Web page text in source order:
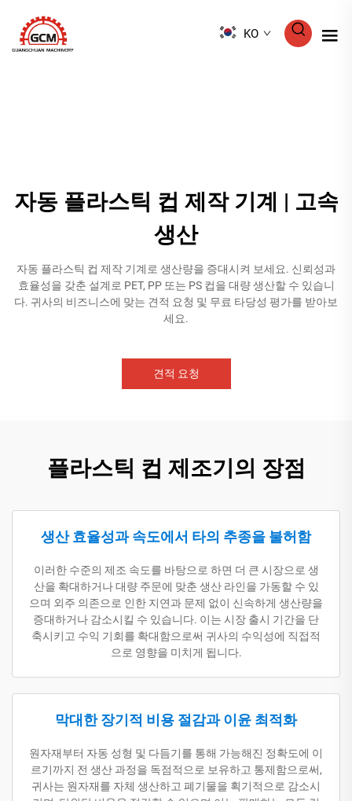
KO
자동 플라스틱 컵 제작 기계 | 고속
생산
자동 플라스틱 컵 제작 기계로 생산량을 증대시켜 보세요. 신뢰성과
효율성을 갖춘 설계로 PET, PP 또는 PS 컵을 대량 생산할 수 있습니
다. 귀사의 비즈니스에 맞는 견적 요청 및 무료 타당성 평가를 받아보
세요.
견적 요청
플라스틱 컵 제조기의 장점
생산 효율성과 속도에서 타의 추종을 불허함
이러한 수준의 제조 속도를 바탕으로 하면 더 큰 시장으로 생
산을 확대하거나 대량 주문에 맞춘 생산 라인을 가동할 수 있
으며 외주 의존으로 인한 지연과 문제 없이 신속하게 생산량을
증대하거나 감소시킬 수 있습니다. 이는 시장 출시 기간을 단
축시키고 수익 기회를 확대함으로써 귀사의 수익성에 직접적
으로 영향을 미치게 됩니다.
막대한 장기적 비용 절감과 이윤 최적화
원자재부터 자동 성형 및 다듬기를 통해 가능해진 정확도에 이
르기까지 전 생산 과정을 독점적으로 보유하고 통제함으로써,
귀사는 원자재를 자체 생산하고 폐기물을 획기적으로 감소시